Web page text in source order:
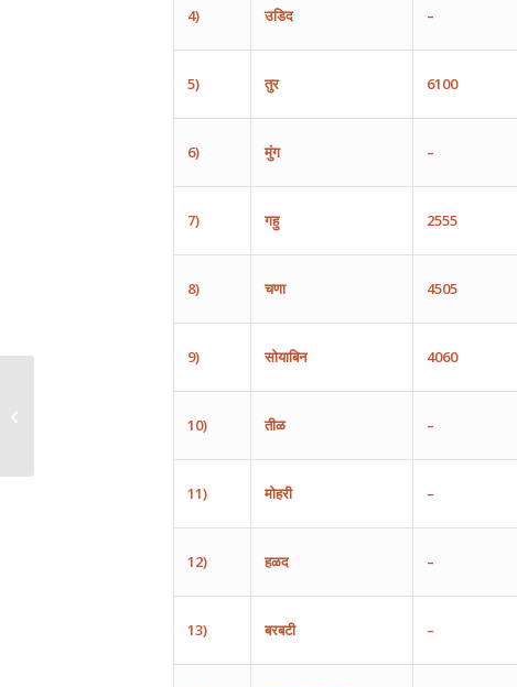
4) उडिद –
5) तुर 6100
6) मुंग –
7) गहु 2555
8) चणा 4505
9) सोयाबिन 4060
10) तीळ –
11) मोहरी –
12) हळद –
13) बरबटी –